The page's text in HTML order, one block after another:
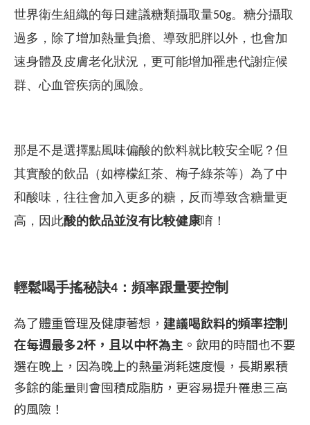
世界衛生組織的每日建議糖類攝取量50g。糖分攝取
過多，除了增加熱量負擔、導致肥胖以外，也會加
速身體及皮膚老化狀況，更可能增加罹患代謝症候
群、心血管疾病的風險。
那是不是選擇點風味偏酸的飲料就比較安全呢？但
其實酸的飲品（如檸檬紅茶、梅子綠茶等）為了中
和酸味，往往會加入更多的糖，反而導致含糖量更
高，因此酸的飲品並沒有比較健康唷！
輕鬆喝手搖秘訣4 ：頻率跟量要控制
為了體重管理及健康著想， 建議喝飲料的頻率控制
在每週最多2杯，且以中杯為主 。飲用的時間也不要
選在晚上，因為晚上的熱量消耗速度慢，長期累積
多餘的能量則會囤積成脂肪，更容易提升罹患三高
的風險！